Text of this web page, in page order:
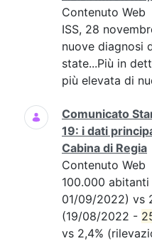
Contenuto Web
ISS, 28
nuove diagnosi
state...Più in
più elevata di
Comunicato
19: i dati
Cabina di Regia
Contenuto Web
100.000
01/09/2022) vs
(19/08/2022 -
vs 2,4%